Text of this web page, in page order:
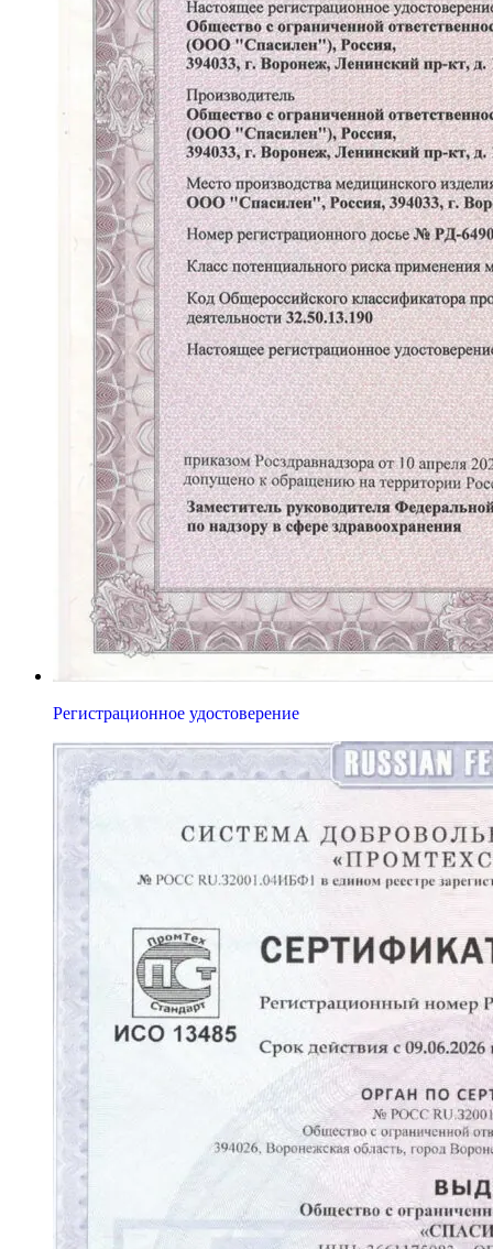
Регистрационное удостоверение